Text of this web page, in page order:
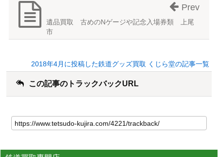
遺品買取 古めのNゲージや記念入場券類 上尾
市
Prev
2018年4月に投稿した鉄道グッズ買取 くじら堂の記事一覧
この記事のトラックバックURL